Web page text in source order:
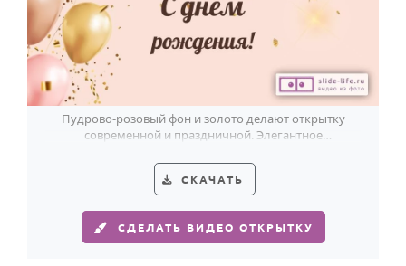
Пудрово-розовый фон и золото делают открытку
современной и праздничной. Элегантное
СКАЧАТЬ
СДЕЛАТЬ ВИДЕО ОТКРЫТКУ